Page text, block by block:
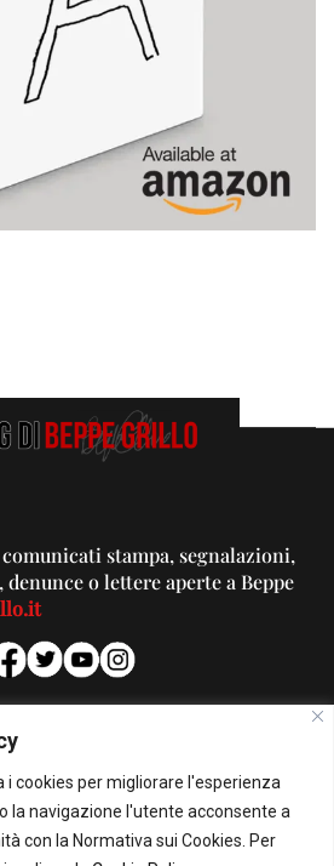
cookies per migliorare l'esperienza
la navigazione l'utente acconsente a
con la Normativa sui Cookies. Per
stampa, segnalazioni,
o lettere aperte a Beppe
PUBBLICITA'
Per la tua pubblicità su questo Blog:
pubblicita@beppegrillo.it